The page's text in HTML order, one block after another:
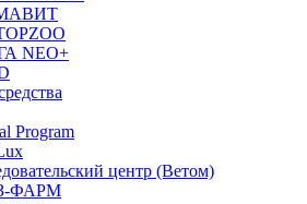
NEO+
Program
центр (Ветом)
ФАРМ